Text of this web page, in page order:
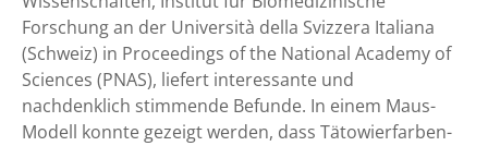
t
e
t
a
t
e
i
z
e
r
Forschung an der Università della Svizzera Italiana
(Schweiz) in Proceedings of the National Academy of
Sciences (PNAS), liefert interessante und
nachdenklich stimmende Befunde. In einem Maus-
Modell konnte gezeigt werden, dass Tätowierfarben-